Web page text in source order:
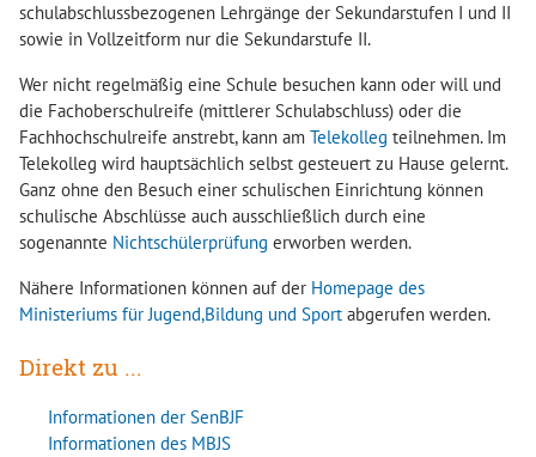
schulabschlussbezogenen Lehrgänge der Sekundarstufen I und II
sowie in Vollzeitform nur die Sekundarstufe II.
Wer nicht regelmäßig eine Schule besuchen kann oder will und
die Fachoberschulreife (mittlerer Schulabschluss) oder die
Fachhochschulreife anstrebt, kann am Telekolleg teilnehmen. Im
Telekolleg wird hauptsächlich selbst gesteuert zu Hause gelernt.
Ganz ohne den Besuch einer schulischen Einrichtung können
schulische Abschlüsse auch ausschließlich durch eine
sogenannte Nichtschülerprüfung erworben werden.
Nähere Informationen können auf der Homepage des
Ministeriums für Jugend,Bildung und Sport abgerufen werden.
Direkt zu ...
Informationen der SenBJF
Informationen des MBJS